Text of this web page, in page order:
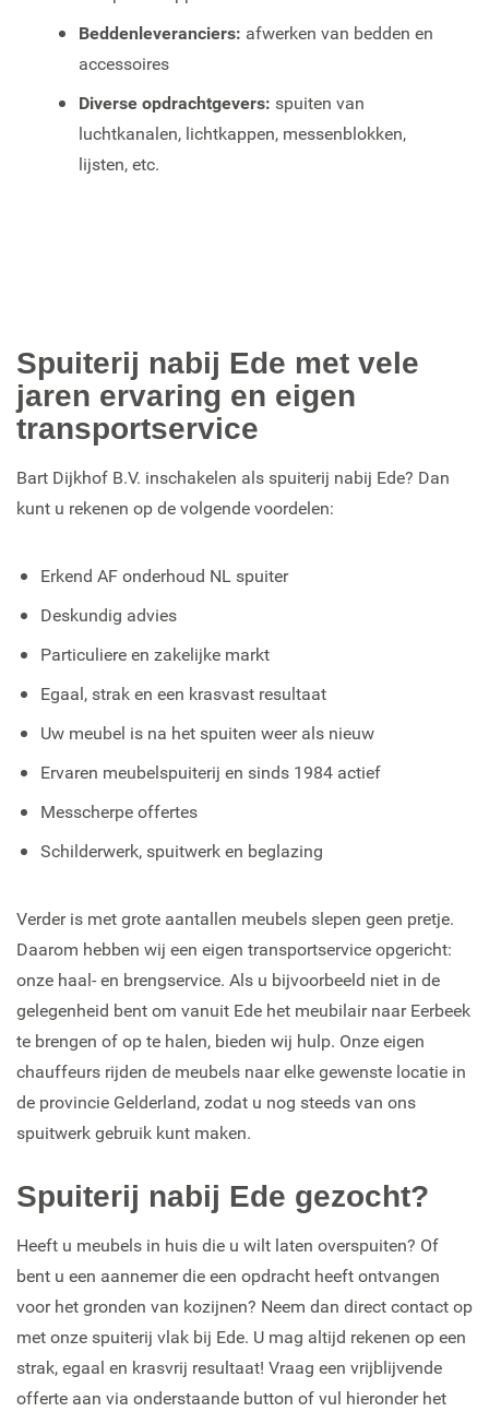
Beddenleveranciers: afwerken van bedden en
accessoires
Diverse opdrachtgevers: spuiten van
luchtkanalen, lichtkappen, messenblokken,
lijsten, etc.
Spuiterij nabij Ede met vele
jaren ervaring en eigen
transportservice
Bart Dijkhof B.V. inschakelen als spuiterij nabij Ede? Dan
kunt u rekenen op de volgende voordelen:
Erkend AF onderhoud NL spuiter
Deskundig advies
Particuliere en zakelijke markt
Egaal, strak en een krasvast resultaat
Uw meubel is na het spuiten weer als nieuw
Ervaren meubelspuiterij en sinds 1984 actief
Messcherpe offertes
Schilderwerk, spuitwerk en beglazing
Verder is met grote aantallen meubels slepen geen pretje.
Daarom hebben wij een eigen transportservice opgericht:
onze haal- en brengservice. Als u bijvoorbeeld niet in de
gelegenheid bent om vanuit Ede het meubilair naar Eerbeek
te brengen of op te halen, bieden wij hulp. Onze eigen
chauffeurs rijden de meubels naar elke gewenste locatie in
de provincie Gelderland, zodat u nog steeds van ons
spuitwerk gebruik kunt maken.
Spuiterij nabij Ede gezocht?
Heeft u meubels in huis die u wilt laten overspuiten? Of
bent u een aannemer die een opdracht heeft ontvangen
voor het gronden van kozijnen? Neem dan direct contact op
met onze spuiterij vlak bij Ede. U mag altijd rekenen op een
strak, egaal en krasvrij resultaat! Vraag een vrijblijvende
offerte aan via onderstaande button of vul hieronder het